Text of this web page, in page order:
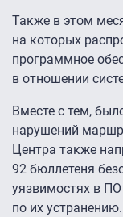
Также в этом
на которых
программное
в отношении
Вместе с тем,
нарушений
Центра также
92 бюллетеня
уязвимостях в
по их устранению.